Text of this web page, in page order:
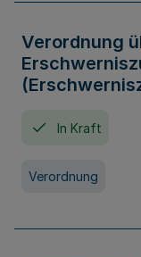
Verordnung
In Kraft
Verordnung